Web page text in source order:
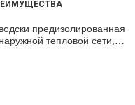
предизолированная
тепловой сети,…